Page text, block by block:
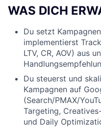
WAS DICH
Du setzt
implementierst
LTV, CR, AOV) aus
Du steuerst und
Kampagnen auf
(Search/PMAX/
Targeting,
und Daily